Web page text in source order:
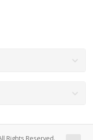
Rights Reserved.